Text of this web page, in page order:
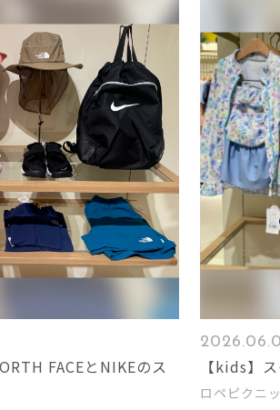
FACEとNIKEのス
【kids】
ロペピクニ